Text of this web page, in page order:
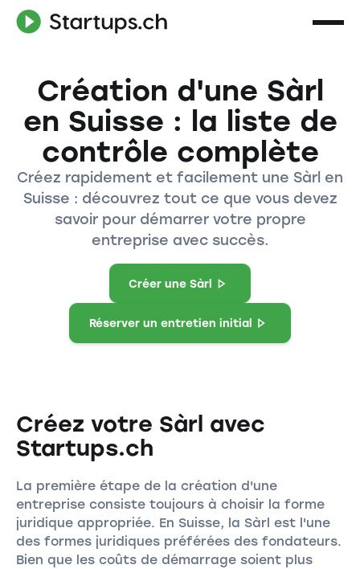
Création d'une Sàrl
en Suisse : la liste de
contrôle complète
Créez rapidement et facilement une Sàrl en
Suisse : découvrez tout ce que vous devez
savoir pour démarrer votre propre
entreprise avec succès.
Créer une Sàrl
Réserver un entretien initial
Créez votre Sàrl avec
Startups.ch
La première étape de la création d'une
entreprise consiste toujours à choisir la forme
juridique appropriée. En Suisse, la Sàrl est l'une
des formes juridiques préférées des fondateurs.
Bien que les coûts de démarrage soient plus